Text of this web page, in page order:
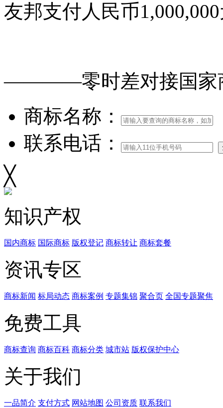
友邦支付人民币
————零时差对接国
商标名称：
联系电话：
╳
知识产权
国内商标 国际商标 版权登记 商标转让 商标套餐
资讯专区
商标新闻 标局动态 商标案例 专题集锦 聚合页 全国专题聚焦
免费工具
商标查询 商标百科 商标分类 城市站 版权保护中心
关于我们
一品简介 支付方式 网站地图 公司资质 联系我们